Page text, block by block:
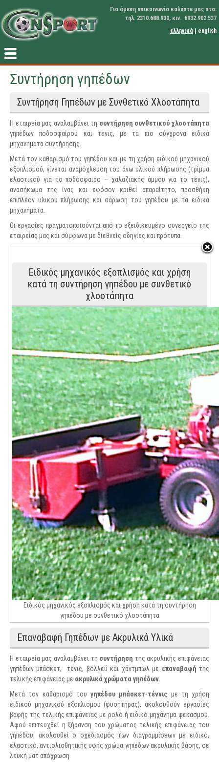
Για άμεση επικοινωνία καλέστε μας στα:
τηλ. 2310.688.930, κιν. 6932.902.537
ελληνικά
english
Συντήρηση γηπέδων
Συντήρηση Γηπέδων με Συνθετικό Χλοοτάπητα
Η εταιρεία μας αναλαμβάνει τη συντήρηση συνθετικού χλοοτάπητα
γηπέδων ποδοσφαίρου και τένις, με τα πιο σύγχρονα ειδικά
μηχανήματα συντήρησης.
Μετά τον καθαρισμό του γηπέδου και με τη χρήση ειδικού μηχανικού
εξοπλισμού, γίνεται αναμόχλευση του άνω υλικού πλήρωσης (τρίμμα
ελαστικού για το ποδόσφαιρο – χαλαζιακής άμμου για το τένις),
ανασήκωμα της ίνας και εφόσον κριθεί απαραίτητο, προσθήκη
επιπλέον υλικού πλήρωσης και σάρωση του γηπέδου με τα ειδικά
μηχανήματα.
Οι εργασίες πραγματοποιούνται από το εξειδικευμένο συνεργείο της
εταιρείας μας και σύμφωνα με διεθνείς οδηγίες και πρότυπα.
Ειδικός μηχανικός εξοπλισμός και χρήση
κατά τη συντήρηση γηπέδου με συνθετικό
χλοοτάπητα
Ειδικός μηχανικός εξοπλισμός και χρήση κατά τη συντήρηση
γηπέδου με συνθετικό χλοοτάπητα
Επαναβαφή Γηπέδων με Ακρυλικά Υλικά
Η εταιρεία μας αναλαμβάνει τη συντήρηση της ακρυλικής επιφάνειας
γηπέδων μπάσκετ, τένις, βόλλεϋ και χάντμπωλ με επαναβαφή της
τελικής επιφάνειας με ακρυλικά χρώματα γηπέδων
Μετά τον καθαρισμό του γηπέδου μπάσκετ-τέννις με τη χρήση
ειδικού μηχανικού εξοπλισμού (φυσητήρας), ακολουθούν εργασίες
βαφής της τελικής επιφάνειας με ρολό ή ειδικό μηχάνημα ψεκασμού.
Αφού επιτευχθεί η ξήρανση του χρώματος τελικής επιφάνειας του
γηπέδου, ακολουθεί ο σχεδιασμός των διαγραμμίσεων με ειδικό,
ελαστικό, αντιολισθητικής υφής χρώμα γηπέδων ακρυλικής βάσης, σε
λευκή ματ απόχρωση.